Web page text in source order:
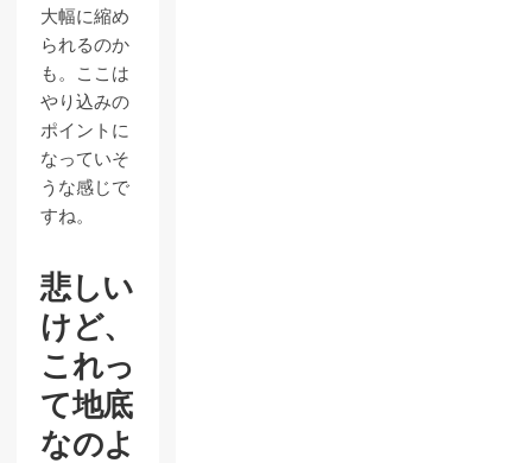
大幅に縮め
られるのか
も。ここは
やり込みの
ポイントに
なっていそ
うな感じで
すね。
悲しい
けど、
これっ
て地底
なのよ